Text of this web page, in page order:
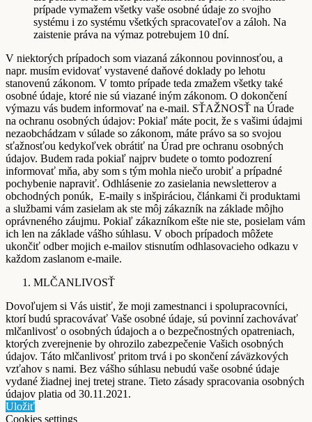
prípade vymažem všetky vaše osobné údaje zo svojho
systému i zo systému všetkých spracovateľov a záloh. Na
zaistenie práva na výmaz potrebujem 10 dní.
V niektorých prípadoch som viazaná zákonnou povinnosťou, a
napr. musím evidovať vystavené daňové doklady po lehotu
stanovenú zákonom. V tomto prípade teda zmažem všetky také
osobné údaje, ktoré nie sú viazané iným zákonom. O dokončení
výmazu vás budem informovať na e-mail. SŤAŽNOSŤ na Úrade
na ochranu osobných údajov: Pokiaľ máte pocit, že s vašimi údajmi
nezaobchádzam v súlade so zákonom, máte právo sa so svojou
sťažnosťou kedykoľvek obrátiť na Úrad pre ochranu osobných
údajov. Budem rada pokiaľ najprv budete o tomto podozrení
informovať mňa, aby som s tým mohla niečo urobiť a prípadné
pochybenie napraviť. Odhlásenie zo zasielania newsletterov a
obchodných ponúk, E-maily s inšpiráciou, článkami či produktami
a službami vám zasielam ak ste môj zákazník na základe môjho
oprávneného záujmu. Pokiaľ zákazníkom ešte nie ste, posielam vám
ich len na základe vášho súhlasu. V oboch prípadoch môžete
ukončiť odber mojich e-mailov stisnutím odhlasovacieho odkazu v
každom zaslanom e-maile.
MLČANLIVOSŤ
Dovoľujem si Vás uistiť, že moji zamestnanci i spolupracovníci,
ktorí budú spracovávať Vaše osobné údaje, sú povinní zachovávať
mlčanlivosť o osobných údajoch a o bezpečnostných opatreniach,
ktorých zverejnenie by ohrozilo zabezpečenie Vašich osobných
údajov. Táto mlčanlivosť pritom trvá i po skončení záväzkových
vzťahov s nami. Bez vášho súhlasu nebudú vaše osobné údaje
vydané žiadnej inej tretej strane. Tieto zásady spracovania osobných
údajov platia od 30.11.2021.
Uložiť
Cookies settings